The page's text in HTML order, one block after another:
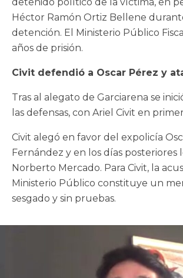
Héctor Ramón Ortiz Bellene
detención. El Ministerio Público
años de prisión.
Civit defendió a Oscar Pérez y
Tras al alegato de Garciarena se
las defensas, con Ariel Civit en
Civit alegó en favor del expolicía
Fernández y en los días posteriores
Norberto Mercado. Para Civit, la
Ministerio Público constituye un
sesgado y sin pruebas.